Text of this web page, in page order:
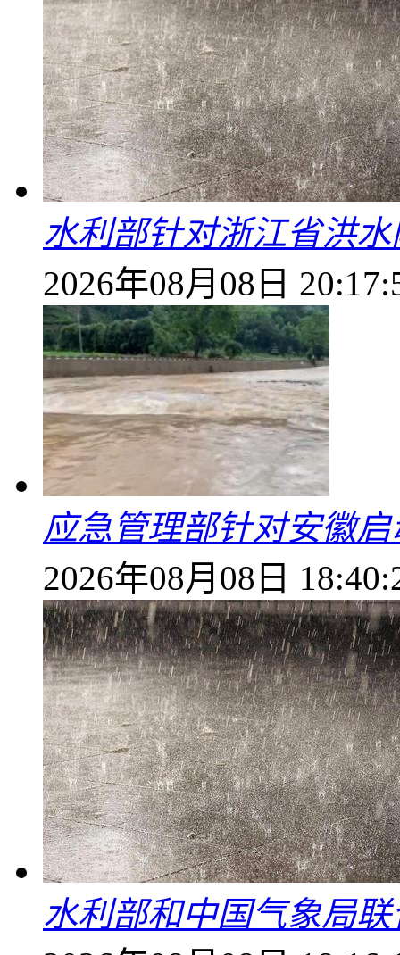
水利部针对浙江省洪
2026年08月08日
应急管理部针对安徽
2026年08月08日
水利部和中国气象局